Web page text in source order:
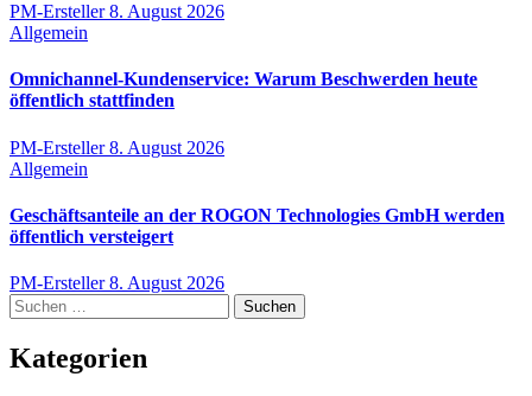
PM-Ersteller8. August 2026
Allgemein
Omnichannel-Kundenservice: Warum Beschwerden heute
öffentlich stattfinden
PM-Ersteller8. August 2026
Allgemein
Geschäftsanteile an der ROGON Technologies GmbH werden
öffentlich versteigert
PM-Ersteller8. August 2026
Suchen
nach:
Kategorien